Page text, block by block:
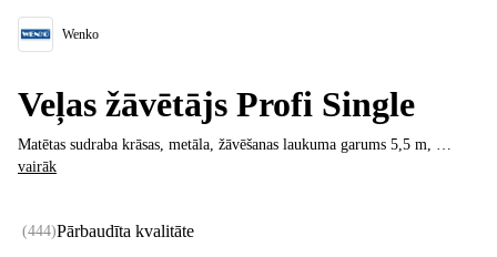
Wenko
Veļas žāvētājs Profi Single
Matētas sudraba krāsas, metāla, žāvēšanas laukuma garums 5,5 m, …
vairāk
(444)Pārbaudīta kvalitāte